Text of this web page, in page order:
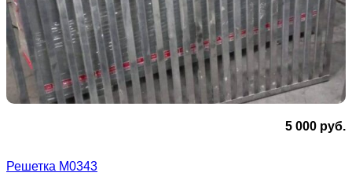
5 000 руб.
Решетка М0343